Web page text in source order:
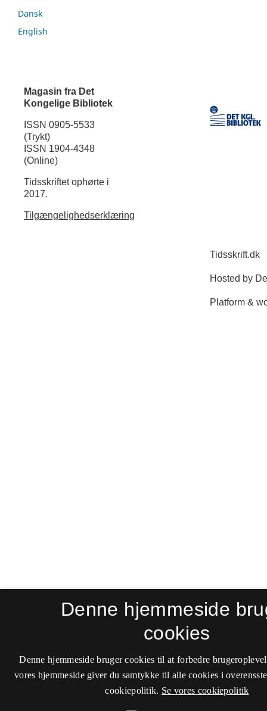
Dansk
English
Magasin fra Det
Kongelige Bibliotek
ISSN 0905-5533
(Trykt)
ISSN 1904-4348
(Online)
Tidsskriftet ophørte i
2017.
Tilgængelighedserklæring
Denne hjemmeside
cookies
Denne hjemmeside bruger cookies til at forbedre
vores hjemmeside giver du samtykke til alle cookies i
cookiepolitik. Se vores cookiepolitik